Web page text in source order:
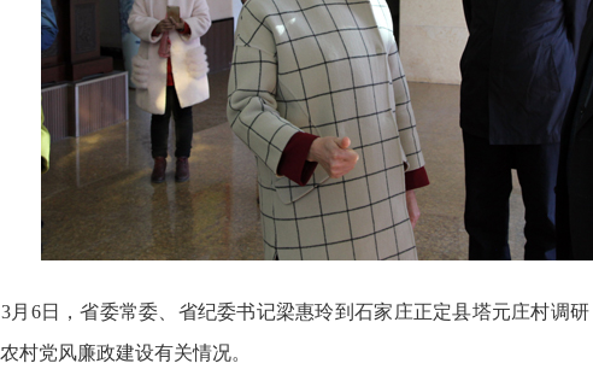
6日，省委常委、省纪委书记梁惠玲到石家庄正定县塔元庄村调
村党风廉政建设有关情况。